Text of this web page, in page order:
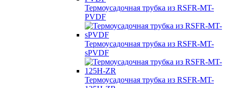
Термоусадочная трубка из RSFR-MT-
PVDF
Термоусадочная трубка из RSFR-MT-
sPVDF
Термоусадочная трубка из RSFR-MT-